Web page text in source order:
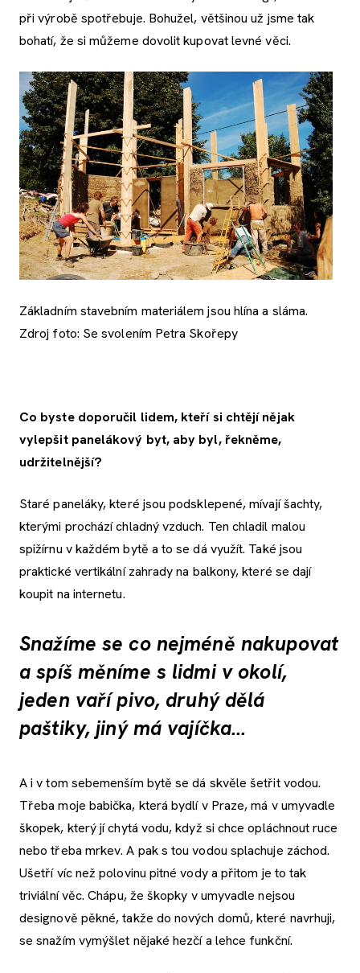
při výrobě spotřebuje. Bohužel, většinou už jsme tak
bohatí, že si můžeme dovolit kupovat levné věci.
Základním stavebním materiálem jsou hlína a sláma.
Zdroj foto: Se svolením Petra Skořepy
Co byste doporučil lidem, kteří si chtějí nějak
vylepšit panelákový byt, aby byl, řekněme,
udržitelnější?
Staré paneláky, které jsou podsklepené, mívají šachty,
kterými prochází chladný vzduch. Ten chladil malou
spižírnu v každém bytě a to se dá využít. Také jsou
praktické vertikální zahrady na balkony, které se dají
koupit na internetu.
Snažíme se co nejméně nakupovat
a spíš měníme s lidmi v okolí,
jeden vaří pivo, druhý dělá
paštiky, jiný má vajíčka...
A i v tom sebemenším bytě se dá skvěle šetřit vodou.
Třeba moje babička, která bydlí v Praze, má v umyvadle
škopek, který jí chytá vodu, když si chce opláchnout ruce
nebo třeba mrkev. A pak s tou vodou splachuje záchod.
Ušetří víc než polovinu pitné vody a přitom je to tak
triviální věc. Chápu, že škopky v umyvadle nejsou
designově pěkné, takže do nových domů, které navrhuji,
se snažím vymýšlet nějaké hezčí a lehce funkční.